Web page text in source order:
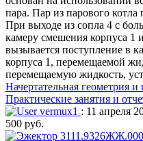
пара. Пар из парового котла
При выходе из сопла 4 с
камеру смешения корпуса 1
вызывается поступление в
корпуса 1, перемещаемой
перемещаемую жидкость,
Начертательная геометрия
Практические занятия и
vermux1 : 11 апреля
500 руб.